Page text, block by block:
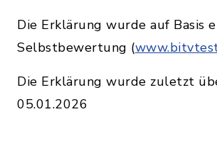
Die Erklärung wurde auf Basis
Selbstbewertung (
Die Erklärung wurde zuletzt
05.01.2026